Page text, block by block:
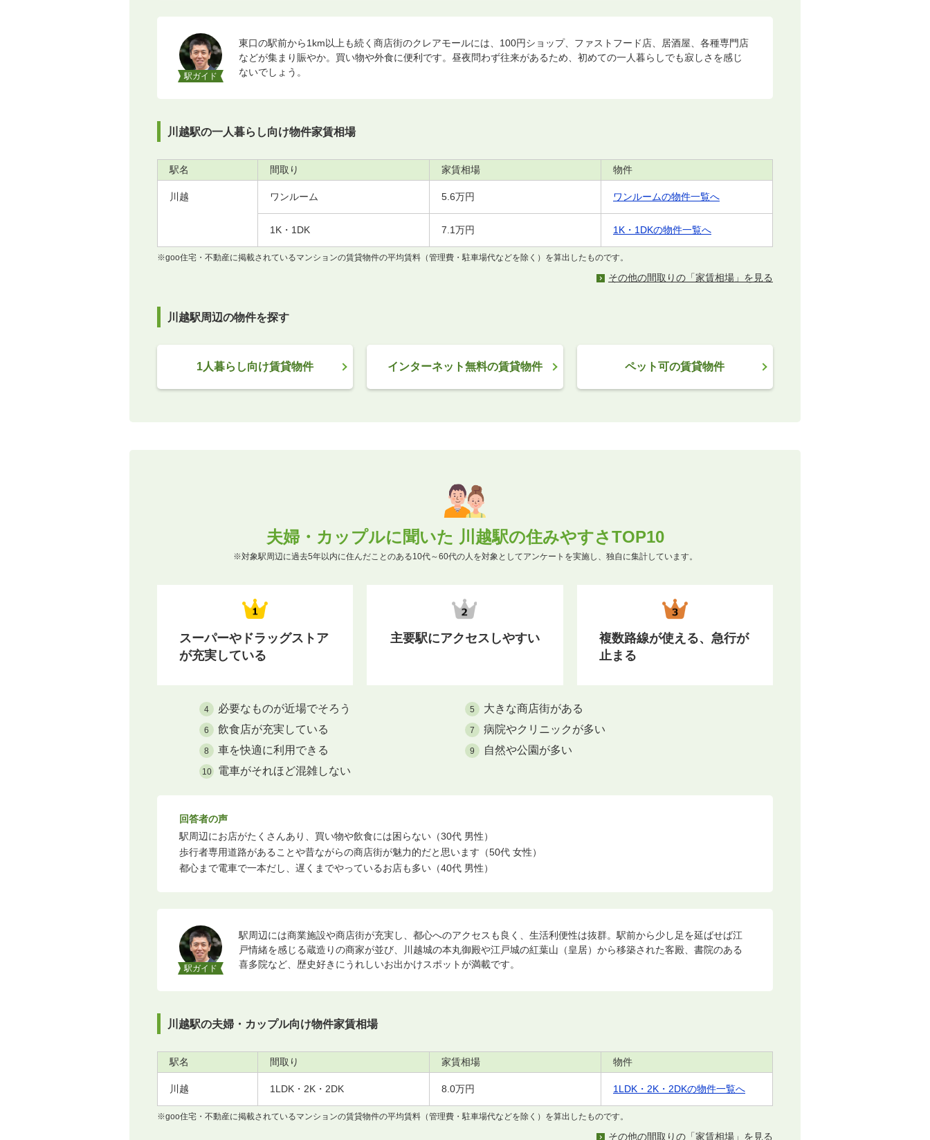
駅ガイド
東口の駅前から1km以上も続く商店街のクレアモールには、100円ショップ、ファストフード店、居酒屋、各種専門店
などが集まり賑やか。買い物や外食に便利です。昼夜問わず往来があるため、初めての一人暮らしでも寂しさを感じ
ないでしょう。
川越駅の一人暮らし向け物件家賃相場
駅名 間取り 家賃相場 物件
川越 ワンルーム 5.6万円 ワンルームの物件一覧へ
1K・1DK 7.1万円 1K・1DKの物件一覧へ
※goo住宅・不動産に掲載されているマンションの賃貸物件の平均賃料（管理費・駐車場代などを除く）を算出したものです。
その他の間取りの「家賃相場」を見る
川越駅周辺の物件を探す
1人暮らし向け賃貸物件 インターネット無料の賃貸物件 ペット可の賃貸物件
夫婦・カップルに聞いた 川越駅の住みやすさTOP10
※対象駅周辺に過去5年以内に住んだことのある10代～60代の人を対象としてアンケートを実施し、独自に集計しています。
スーパーやドラッグストア
が充実している
主要駅にアクセスしやすい
複数路線が使える、急行が
止まる
4 必要なものが近場でそろう 5 大きな商店街がある
6 飲食店が充実している 7 病院やクリニックが多い
8 車を快適に利用できる 9 自然や公園が多い
10 電車がそれほど混雑しない
回答者の声
駅周辺にお店がたくさんあり、買い物や飲食には困らない（30代 男性）
歩行者専用道路があることや昔ながらの商店街が魅力的だと思います（50代 女性）
都心まで電車で一本だし、遅くまでやっているお店も多い（40代 男性）
駅ガイド
駅周辺には商業施設や商店街が充実し、都心へのアクセスも良く、生活利便性は抜群。駅前から少し足を延ばせば江
戸情緒を感じる蔵造りの商家が並び、川越城の本丸御殿や江戸城の紅葉山（皇居）から移築された客殿、書院のある
喜多院など、歴史好きにうれしいお出かけスポットが満載です。
川越駅の夫婦・カップル向け物件家賃相場
駅名 間取り 家賃相場 物件
川越 1LDK・2K・2DK 8.0万円 1LDK・2K・2DKの物件一覧へ
※goo住宅・不動産に掲載されているマンションの賃貸物件の平均賃料（管理費・駐車場代などを除く）を算出したものです。
その他の間取りの「家賃相場」を見る